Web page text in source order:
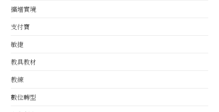
擴增實境
支付寶
敏捷
教具教材
教練
數位轉型